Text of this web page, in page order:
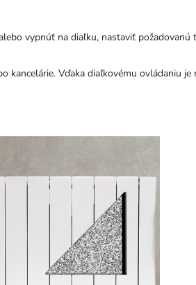
vypnúť na diaľku, nastaviť požadovanú
kancelárie. Vďaka diaľkovému ovládaniu je